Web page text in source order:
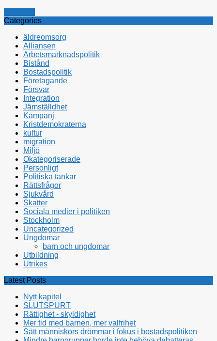
Categories
äldreomsorg
Alliansen
Arbetsmarknadspolitik
Bistånd
Bostadspolitik
Företagande
Försvar
Integration
Jämställdhet
Kampanj
Kristdemokraterna
kultur
migration
Miljö
Okategoriserade
Personligt
Politiska tankar
Rättsfrågor
Sjukvård
Skatter
Sociala medier i politiken
Stockholm
Uncategorized
Ungdomar
barn och ungdomar
Utbildning
Utrikes
Latest Posts
Nytt kapitel
SLUTSPURT
Rättighet - skyldighet
Mer tid med barnen, mer valfrihet
Sätt människors drömmar i fokus i bostadspolitiken